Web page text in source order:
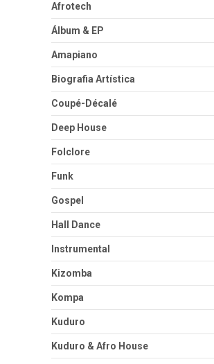
Afrotech
Álbum & EP
Amapiano
Biografia Artística
Coupé-Décalé
Deep House
Folclore
Funk
Gospel
Hall Dance
Instrumental
Kizomba
Kompa
Kuduro
Kuduro & Afro House